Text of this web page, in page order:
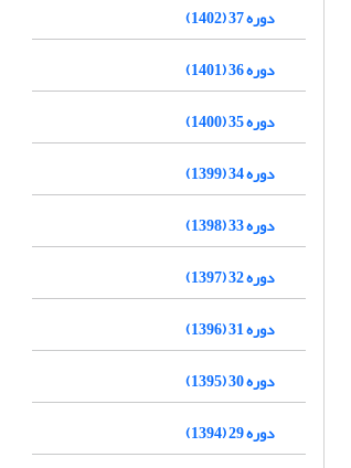
دوره 37 (1402)
دوره 36 (1401)
دوره 35 (1400)
دوره 34 (1399)
دوره 33 (1398)
دوره 32 (1397)
دوره 31 (1396)
دوره 30 (1395)
دوره 29 (1394)